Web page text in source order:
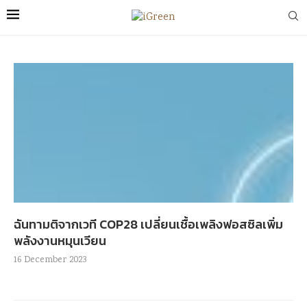
ฉันทามติจากเวที COP28 เปลี่ยนเชื้อเพลิงฟอสซิลเพิ่ม
พลังงานหมุนเวียน
16 December 2023